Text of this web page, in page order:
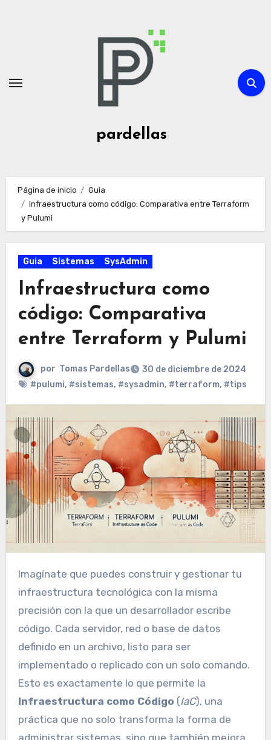
pardellas
Página de inicio
Guia
Infraestructura como código: Comparativa entre Terraform
y Pulumi
Guia Sistemas SysAdmin
Infraestructura como
código: Comparativa
entre Terraform y Pulumi
por Tomas Pardellas
30 de diciembre de 2024
#pulumi, #sistemas, #sysadmin, #terraform, #tips
Imagínate que puedes construir y gestionar tu
infraestructura tecnológica con la misma
precisión con la que un desarrollador escribe
código. Cada servidor, red o base de datos
definido en un archivo, listo para ser
implementado o replicado con un solo comando.
Esto es exactamente lo que permite la
Infraestructura como Código (IaC), una
práctica que no solo transforma la forma de